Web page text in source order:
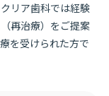
リア歯科では経験
再治療）をご提案
を受けられた方で